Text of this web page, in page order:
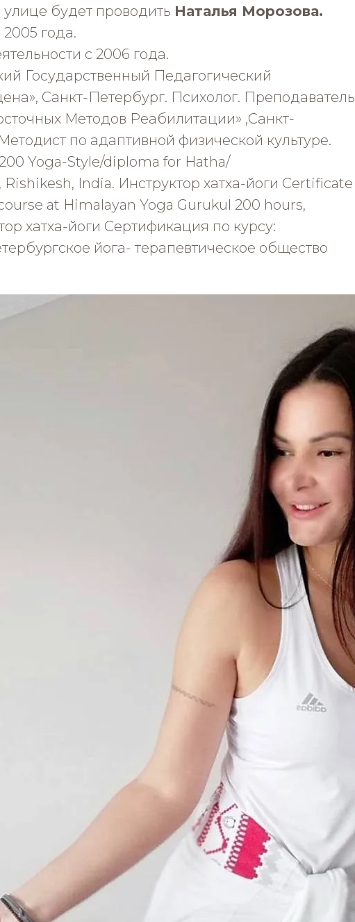
будет проводить Наталья Морозова.
года.
с 2006 года.
Государственный Педагогический
Санкт-Петербург. Психолог. Преподаватель
Методов Реабилитации» ,Санкт-
по адаптивной физической культуре.
Yoga-Style/diploma for Hatha/
India. Инструктор хатха-йоги Certificate
at Himalayan Yoga Gurukul 200 hours,
хатха-йоги Сертификация по курсу:
йога- терапевтическое общество